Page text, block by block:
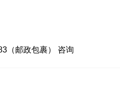
（邮政包裹） 咨询